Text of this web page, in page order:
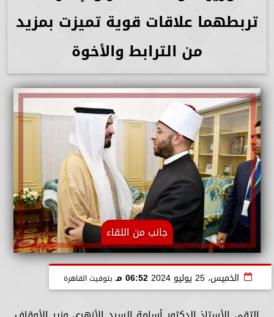
تربطهما علاقات قوية تميزت بمزيد
من الترابط والأخوة
جانب من اللقاء
الخميس، 25 يوليو 2024 06:52 مـ بتوقيت القاهرة